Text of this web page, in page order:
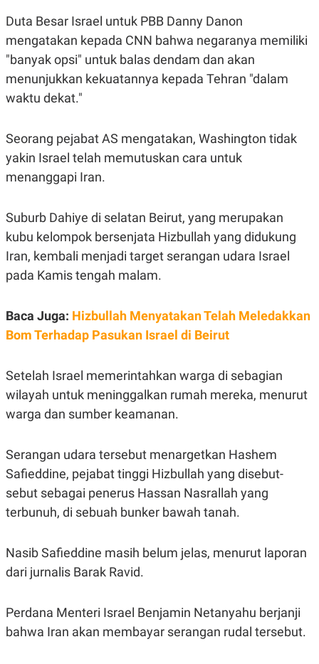
K
E
E
T
E
R
N
V
E
L
S
R
KANAL
U
S
A
T
A
M
A
G
K
O
A
T
V
L
I
U
S
K
O
N
A
C
P
R
R
E
Duta Besar Israel untuk PBB Danny Danon
mengatakan kepada CNN bahwa negaranya memiliki
"banyak opsi" untuk balas dendam dan akan
menunjukkan kekuatannya kepada Tehran "dalam
waktu dekat."
Seorang pejabat AS mengatakan, Washington tidak
yakin Israel telah memutuskan cara untuk
menanggapi Iran.
Suburb Dahiye di selatan Beirut, yang merupakan
kubu kelompok bersenjata Hizbullah yang didukung
Iran, kembali menjadi target serangan udara Israel
pada Kamis tengah malam.
Baca Juga: Hizbullah Menyatakan Telah Meledakkan
Bom Terhadap Pasukan Israel di Beirut
Setelah Israel memerintahkan warga di sebagian
wilayah untuk meninggalkan rumah mereka, menurut
warga dan sumber keamanan.
Serangan udara tersebut menargetkan Hashem
Safieddine, pejabat tinggi Hizbullah yang disebut-
sebut sebagai penerus Hassan Nasrallah yang
terbunuh, di sebuah bunker bawah tanah.
Nasib Safieddine masih belum jelas, menurut laporan
dari jurnalis Barak Ravid.
Perdana Menteri Israel Benjamin Netanyahu berjanji
bahwa Iran akan membayar serangan rudal tersebut.